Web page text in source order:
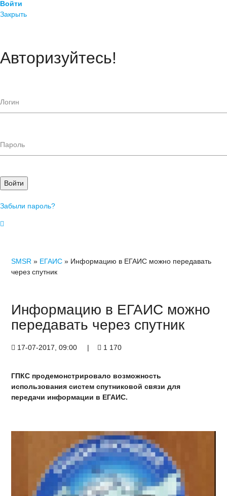
Войти
Закрыть
Авторизуйтесь!
Войти
Забыли пароль?
SMSR » ЕГАИС » Информацию в ЕГАИС можно передавать
через спутник
Информацию в ЕГАИС можно
передавать через спутник
17-07-2017, 09:00 | 1 170
ГПКС продемонстрировало возможность
использования систем спутниковой связи для
передачи информации в ЕГАИС.